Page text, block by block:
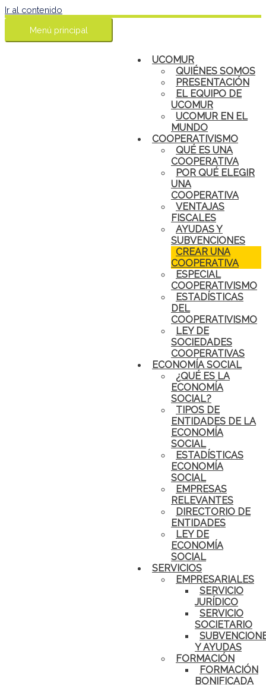
Ir al contenido
Menú principal
UCOMUR
QUIÉNES SOMOS
PRESENTACIÓN
EL EQUIPO DE
UCOMUR
UCOMUR EN EL
MUNDO
COOPERATIVISMO
QUÉ ES UNA
COOPERATIVA
POR QUÉ ELEGIR
UNA
COOPERATIVA
VENTAJAS
FISCALES
AYUDAS Y
SUBVENCIONES
CREAR UNA
COOPERATIVA
ESPECIAL
COOPERATIVISMO
ESTADÍSTICAS
DEL
COOPERATIVISMO
LEY DE
SOCIEDADES
COOPERATIVAS
ECONOMÍA SOCIAL
¿QUÉ ES LA
ECONOMÍA
SOCIAL?
TIPOS DE
ENTIDADES DE LA
ECONOMÍA
SOCIAL
ESTADÍSTICAS
ECONOMÍA
SOCIAL
EMPRESAS
RELEVANTES
DIRECTORIO DE
ENTIDADES
LEY DE
ECONOMÍA
SOCIAL
SERVICIOS
EMPRESARIALES
SERVICIO
JURÍDICO
SERVICIO
SOCIETARIO
Y AYUDAS
FORMACIÓN
FORMACIÓN
BONIFICADA